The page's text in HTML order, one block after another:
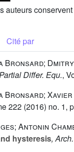
auteurs
Cité par
Bronsard;
Differ. Equ.,
Bronsard; Xavier
222 (2016) no. 1,
Antonin
hysteresis,